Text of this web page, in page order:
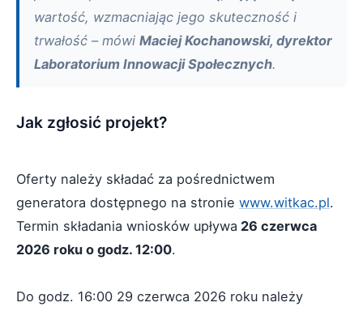
wartość, wzmacniając jego skuteczność i
trwałość – mówi Maciej Kochanowski, dyrektor
Laboratorium Innowacji Społecznych.
Jak zgłosić projekt?
Oferty należy składać za pośrednictwem
generatora dostępnego na stronie www.witkac.pl.
Termin składania wniosków upływa 26 czerwca
2026 roku o godz. 12:00.
Do godz. 16:00 29 czerwca 2026 roku należy